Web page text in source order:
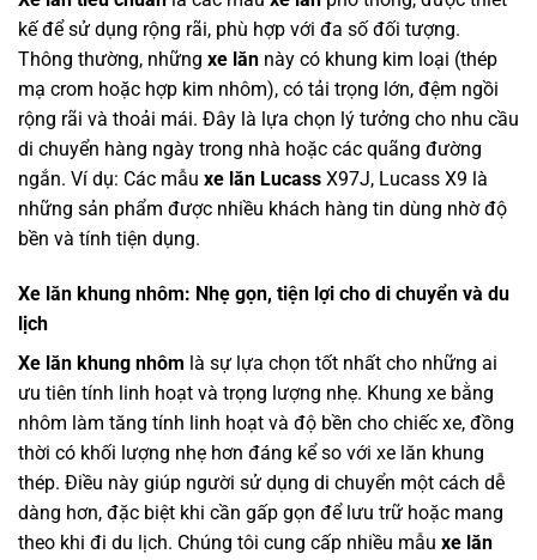
kế để sử dụng rộng rãi, phù hợp với đa số đối tượng.
Thông thường, những xe lăn này có khung kim loại (thép
mạ crom hoặc hợp kim nhôm), có tải trọng lớn, đệm ngồi
rộng rãi và thoải mái. Đây là lựa chọn lý tưởng cho nhu cầu
di chuyển hàng ngày trong nhà hoặc các quãng đường
ngắn. Ví dụ: Các mẫu xe lăn Lucass X97J, Lucass X9 là
những sản phẩm được nhiều khách hàng tin dùng nhờ độ
bền và tính tiện dụng.
Xe lăn khung nhôm: Nhẹ gọn, tiện lợi cho di chuyển và du
lịch
Xe lăn khung nhôm là sự lựa chọn tốt nhất cho những ai
ưu tiên tính linh hoạt và trọng lượng nhẹ. Khung xe bằng
nhôm làm tăng tính linh hoạt và độ bền cho chiếc xe, đồng
thời có khối lượng nhẹ hơn đáng kể so với xe lăn khung
thép. Điều này giúp người sử dụng di chuyển một cách dễ
dàng hơn, đặc biệt khi cần gấp gọn để lưu trữ hoặc mang
theo khi đi du lịch. Chúng tôi cung cấp nhiều mẫu xe lăn